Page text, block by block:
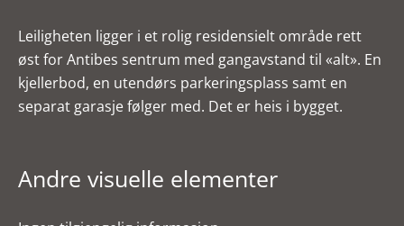
Leiligheten ligger i et rolig residensielt område rett
øst for Antibes sentrum med gangavstand til «alt». En
kjellerbod, en utendørs parkeringsplass samt en
separat garasje følger med. Det er heis i bygget.
Andre visuelle elementer